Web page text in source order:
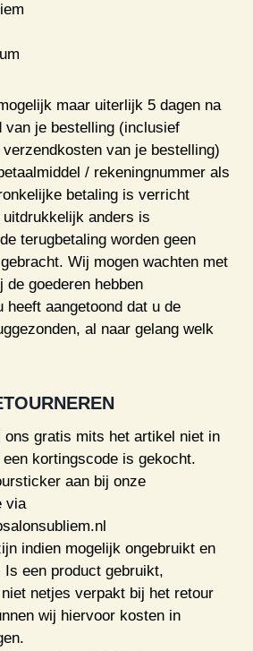
maar uiterlijk 5 dagen na
van je bestelling (inclusief
van je bestelling)
/ rekeningnummer als
betaling is verricht
anders is
terugbetaling worden geen
Wij mogen wachten met
de goederen hebben
heeft aangetoond dat u de
al naar gelang welk
ons gratis mits het artikel niet in
kortingscode is gekocht.
aan bij onze
via
indien mogelijk ongebruikt en
Is een product gebruikt,
netjes verpakt bij het retour
wij hiervoor kosten in